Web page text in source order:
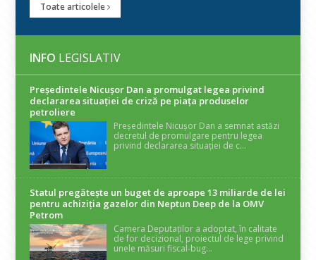
Toate articolele
INFO LEGISLATIV
Președintele Nicuşor Dan a promulgat legea privind
declararea situaţiei de criză pe piaţa produselor
petroliere
Președintele Nicușor Dan a semnat astăzi
decretul de promulgare pentru legea
privind declararea situației de c...
Statul pregătește un buget de aproape 13 miliarde de lei
pentru achiziția gazelor din Neptun Deep de la OMV
Petrom
Camera Deputaților a adoptat, în calitate
de for decizional, proiectul de lege privind
unele măsuri fiscal-bug...